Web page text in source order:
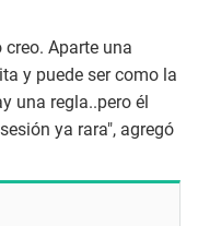
Aparte una
y puede ser como la
una regla..pero él
ya rara", agregó